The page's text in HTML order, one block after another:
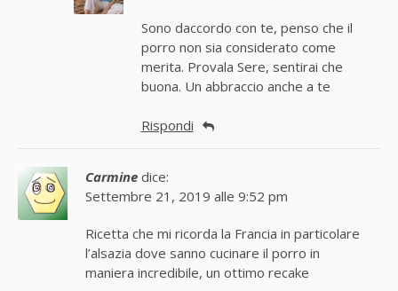
Sono daccordo con te, penso che il
porro non sia considerato come
merita. Provala Sere, sentirai che
buona. Un abbraccio anche a te
Rispondi
Carmine dice:
Settembre 21, 2019 alle 9:52 pm
Ricetta che mi ricorda la Francia in particolare
l’alsazia dove sanno cucinare il porro in
maniera incredibile, un ottimo recake